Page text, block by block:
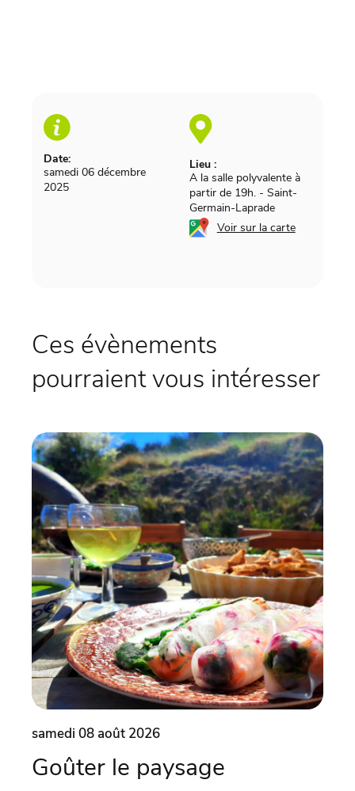
Date:
samedi 06 décembre
2025
Lieu :
A la salle polyvalente à
partir de 19h. - Saint-
Germain-Laprade
Voir sur la carte
Ces évènements
pourraient vous intéresser
samedi 08 août 2026
Goûter le paysage